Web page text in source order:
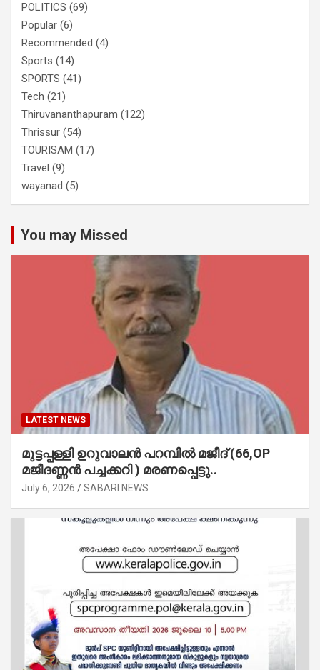
POLITICS (69)
Popular (6)
Recommended (4)
Sports (14)
SPORTS (41)
Tech (21)
Thiruvananthapuram (122)
Thrissur (54)
TOURISAM (17)
Travel (9)
wayanad (5)
You may Missed
LATEST NEWS
മുട്ടപ്പള്ളി ഉറുവാലൻ പറമ്പിൽ മജീദ് (66,OP
മജീദണ്ണൻ പച്ചക്കറി ) മരണപ്പെട്ടു..
July 6, 2026 SABARI NEWS